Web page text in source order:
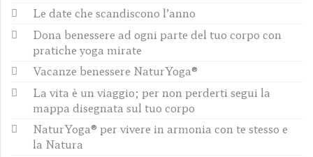
Le date che scandiscono l’anno
Dona benessere ad ogni parte del tuo corpo con
pratiche yoga mirate
Vacanze benessere NaturYoga®
La vita è un viaggio; per non perderti segui la
mappa disegnata sul tuo corpo
NaturYoga® per vivere in armonia con te stesso e
la Natura